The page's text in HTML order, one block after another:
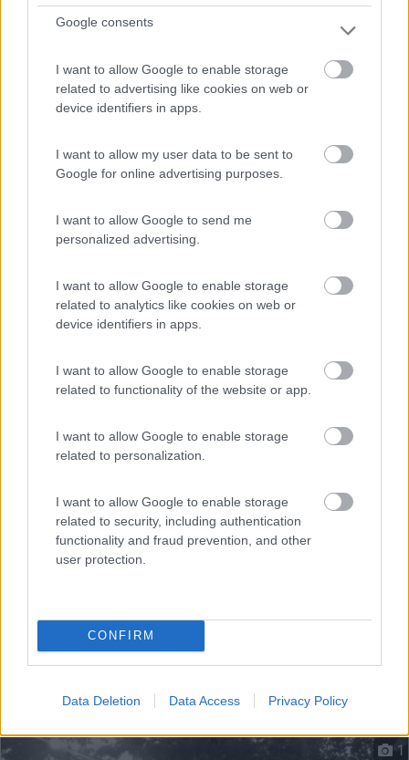
Google consents
I want to allow Google to enable storage
related to advertising like cookies on web or
device identifiers in apps.
I want to allow my user data to be sent to
Google for online advertising purposes.
I want to allow Google to send me
personalized advertising.
I want to allow Google to enable storage
related to analytics like cookies on web or
device identifiers in apps.
I want to allow Google to enable storage
related to functionality of the website or app.
I want to allow Google to enable storage
related to personalization.
I want to allow Google to enable storage
related to security, including authentication
functionality and fraud prevention, and other
user protection.
CONFIRM
Data Deletion Data Access Privacy Policy
Località Fonte Cerreto - L'Aquila
Campeggio
0
Servizi / Posizione
Stroncone (TR) - 41km
1